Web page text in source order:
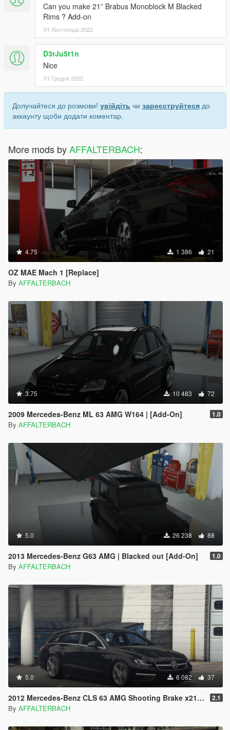
Can you make 21” Brabus Monoblock M Blacked
Rims ? Add-on
01 Листопада 2022
D3rJu5t1n
Nice
01 Грудня 2022
Долучайтеся до розмови! увійдіть чи зареєструйтеся до
аккаунту щоби додати коментар.
More mods byAFFALTERBACH:
4.75 1 386 21
OZ MAE Mach 1 [Replace]
By AFFALTERBACH
3.75 10 483 72
2009 Mercedes-Benz ML 63 AMG W164 | [Add-On] 1.0
By AFFALTERBACH
5.0 26 238 88
2013 Mercedes-Benz G63 AMG | Blacked out [Add-On] 1.0
By AFFALTERBACH
5.0 6 082 37
2012 Mercedes-Benz CLS 63 AMG Shooting Brake x218 | [Add-On] 2.1
By AFFALTERBACH